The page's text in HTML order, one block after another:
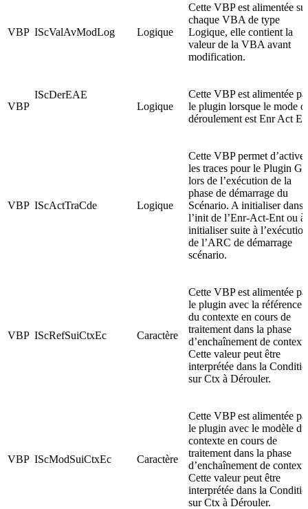
VBP IScValAvModLog Logique
Cette VBP est alimentée
chaque VBA de type
Logique, elle contient la
valeur de la VBA avant
modification.
VBP
IScDerEAE
Logique
Cette VBP est alimentée
le plugin lorsque le mode
déroulement est Enr Act
VBP IScActTraCde Logique
Cette VBP permet d’activer
les traces pour le Plugin
lors de l’exécution de la
phase de démarrage du
Scénario. A initialiser dans
l’init de l’Enr-Act-Ent ou à
initialiser suite à l’exécution
de l’ARC de démarrage
scénario.
VBP IScRefSuiCtxEc Caractère
Cette VBP est alimentée
le plugin avec la référence
du contexte en cours de
traitement dans la phase
d’enchaînement de
Cette valeur peut être
interprétée dans la
sur Ctx à Dérouler.
VBP IScModSuiCtxEc Caractère
Cette VBP est alimentée
le plugin avec le modèle du
contexte en cours de
traitement dans la phase
d’enchaînement de
Cette valeur peut être
interprétée dans la
sur Ctx à Dérouler.